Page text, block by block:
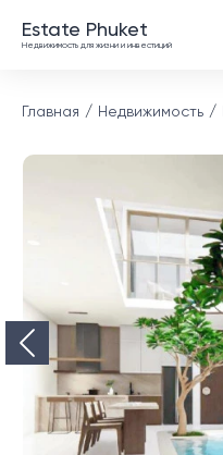
Estate Phuket
Недвижимость для жизни и инвестиций
Главная Недвижимость